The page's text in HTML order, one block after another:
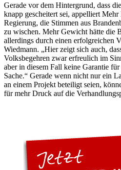
Gerade vor dem Hintergrund, dass
knapp gescheitert sei, appelliert
Regierung, die Stimmen aus
zu wischen. Mehr Gewicht hätte die
allerdings durch einen erfolgreichen
Wiedmann. „Hier zeigt sich auch,
Volksbegehren zwar erfreulich im
aber in diesem Fall keine Garantie
Sache.“ Gerade wenn nicht nur ein
an einem Projekt beteiligt seien,
für mehr Druck auf die